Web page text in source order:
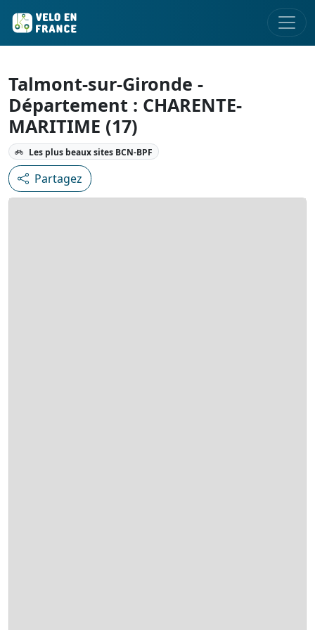
Talmont-sur-Gironde -
Département : CHARENTE-
MARITIME (17)
Les plus beaux sites BCN-BPF
Partagez